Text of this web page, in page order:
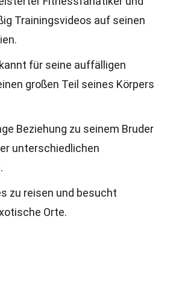
Trainingsvideos auf seinen
für seine auffälligen
großen Teil seines Körpers
Beziehung zu seinem Bruder
unterschiedlichen
zu reisen und besucht
Orte.